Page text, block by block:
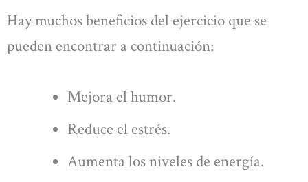
Hay muchos beneficios del ejercicio que se
pueden encontrar a continuación:
Mejora el humor.
Reduce el estrés.
Aumenta los niveles de energía.